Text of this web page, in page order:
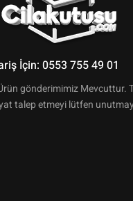
İçin: 0553 755 49 01
gönderimimiz Mevcuttur.
talep etmeyi lütfen